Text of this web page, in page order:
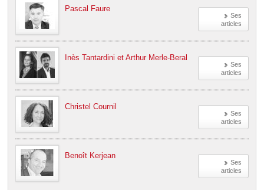
Ses
articles
Pascal Faure
Ses
articles
Inès Tantardini et Arthur Merle-Beral
Ses
articles
Christel Cournil
Ses
articles
Benoît Kerjean